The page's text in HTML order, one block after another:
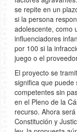
se repite en un
si la persona
adolescente, como
influenciadores
por 100 si la
juego o el
El proyecto se
significa que
competentes sin
en el Pleno de la
recurso. Ahora
Constitución y